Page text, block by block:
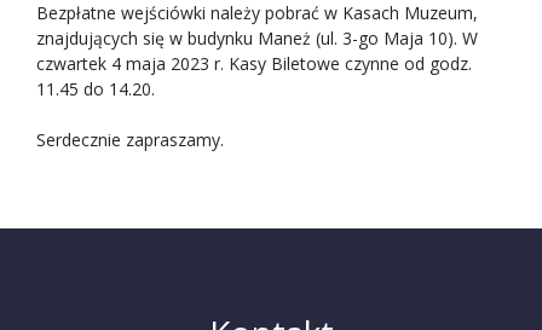
Bezpłatne wejściówki należy pobrać w Kasach Muzeum,
znajdujących się w budynku Maneż (ul. 3-go Maja 10). W
czwartek 4 maja 2023 r. Kasy Biletowe czynne od godz.
11.45 do 14.20.
Serdecznie zapraszamy.